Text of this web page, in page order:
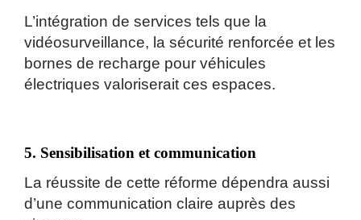
L’intégration de services tels que la
vidéosurveillance, la sécurité renforcée et les
bornes de recharge pour véhicules
électriques valoriserait ces espaces.
5. Sensibilisation et communication
La réussite de cette réforme dépendra aussi
d’une communication claire auprès des